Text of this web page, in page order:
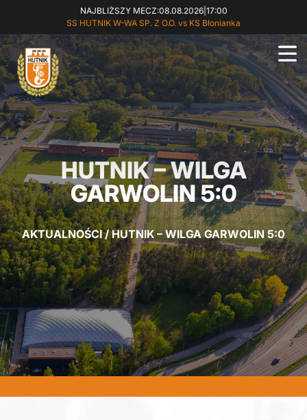
NAJBLIŻSZY MECZ:08.08.2026| 17:00
SS HUTNIK W-WA SP. Z O.O. vs KS Błonianka
HUTNIK – WILGA
GARWOLIN 5:0
AKTUALNOŚCI/HUTNIK – WILGA GARWOLIN 5:0